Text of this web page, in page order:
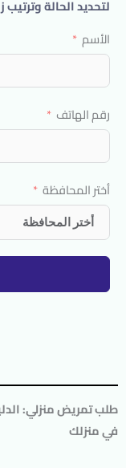
لتحديد الحالة
الأسم
رقم الهاتف
أختر المحافظة
طلب تمريض منزلي:
في منزلك